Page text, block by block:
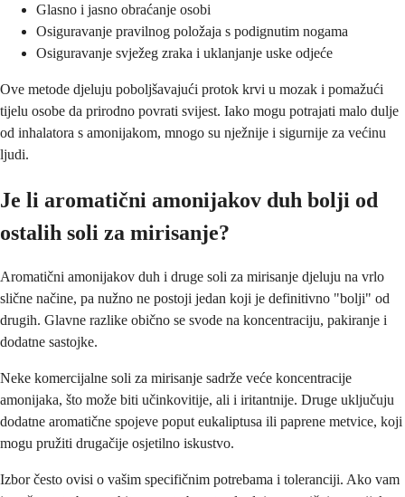
Glasno i jasno obraćanje osobi
Osiguravanje pravilnog položaja s podignutim nogama
Osiguravanje svježeg zraka i uklanjanje uske odjeće
Ove metode djeluju poboljšavajući protok krvi u mozak i pomažući
tijelu osobe da prirodno povrati svijest. Iako mogu potrajati malo dulje
od inhalatora s amonijakom, mnogo su nježnije i sigurnije za većinu
ljudi.
Je li aromatični amonijakov duh bolji od
ostalih soli za mirisanje?
Aromatični amonijakov duh i druge soli za mirisanje djeluju na vrlo
slične načine, pa nužno ne postoji jedan koji je definitivno "bolji" od
drugih. Glavne razlike obično se svode na koncentraciju, pakiranje i
dodatne sastojke.
Neke komercijalne soli za mirisanje sadrže veće koncentracije
amonijaka, što može biti učinkovitije, ali i iritantnije. Druge uključuju
dodatne aromatične spojeve poput eukaliptusa ili paprene metvice, koji
mogu pružiti drugačije osjetilno iskustvo.
Izbor često ovisi o vašim specifičnim potrebama i toleranciji. Ako vam